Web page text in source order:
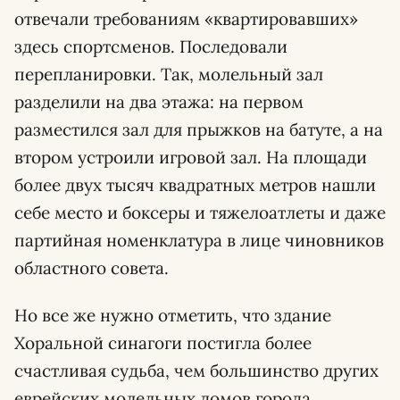
отвечали требованиям «квартировавших»
здесь спортсменов. Последовали
перепланировки. Так, молельный зал
разделили на два этажа: на первом
разместился зал для прыжков на батуте, а на
втором устроили игровой зал. На площади
более двух тысяч квадратных метров нашли
себе место и боксеры и тяжелоатлеты и даже
партийная номенклатура в лице чиновников
областного совета.
Но все же нужно отметить, что здание
Хоральной синагоги постигла более
счастливая судьба, чем большинство других